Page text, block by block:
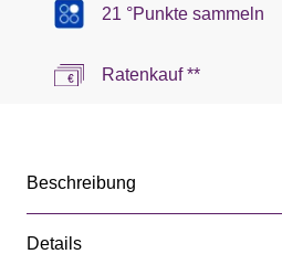
21 °Punkte sammeln
Ratenkauf **
Beschreibung
Details